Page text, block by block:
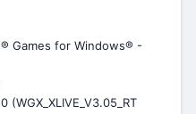
Games for Windows® -
(WGX_XLIVE_V3.05_RT